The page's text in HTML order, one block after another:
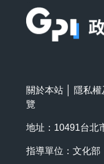
關於本站 隱私
覽
地址：10491台北
指導單位：文化部